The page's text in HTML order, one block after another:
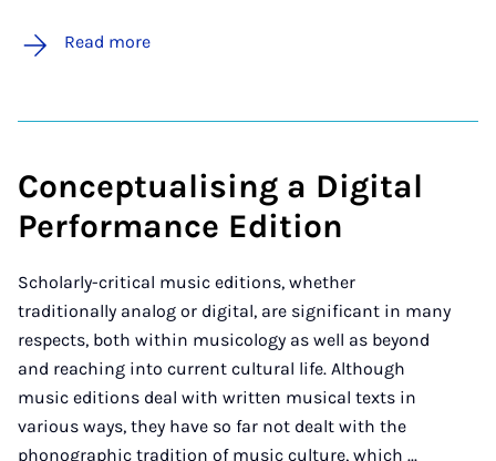
Read more
Conceptualising a Digital
Performance Edition
Scholarly-critical music editions, whether
traditionally analog or digital, are significant in many
respects, both within musicology as well as beyond
and reaching into current cultural life. Although
music editions deal with written musical texts in
various ways, they have so far not dealt with the
phonographic tradition of music culture, which ...